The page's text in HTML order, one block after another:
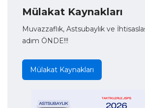
Mülakat Kaynakları
Muvazzaflık, Astsubaylık ve
adım ÖNDE!!!
Mülakat Kaynakları